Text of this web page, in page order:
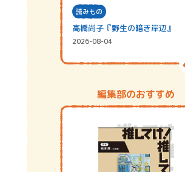
読みもの
高橋尚子『野生の暗き岸辺』
2026-08-04
編集部のおすすめ